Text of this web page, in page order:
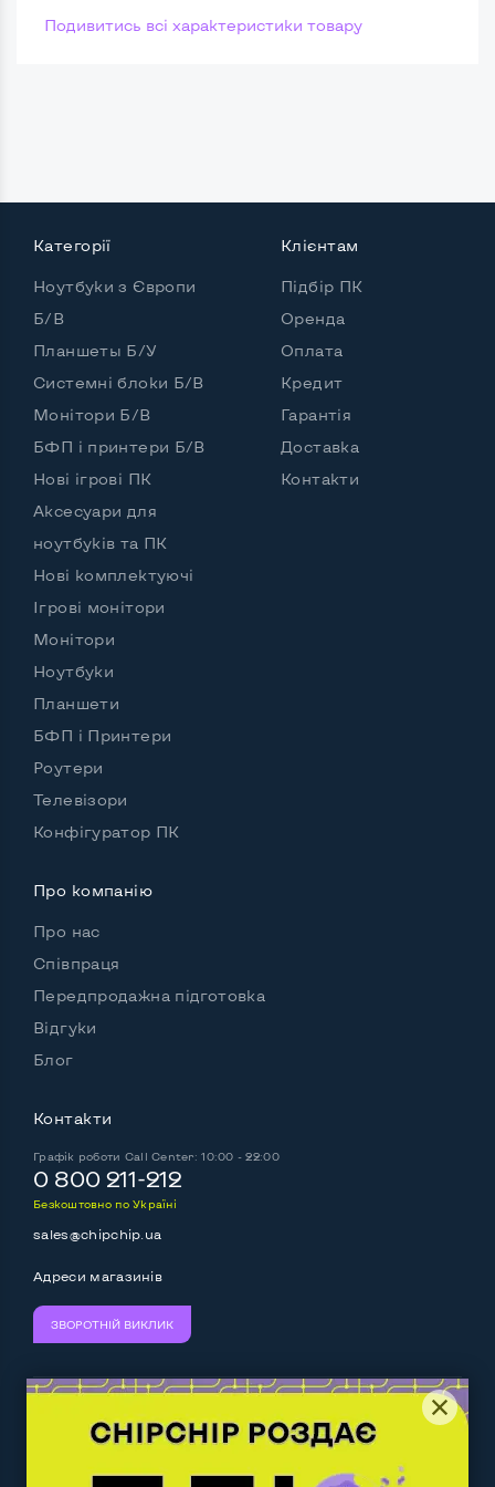
Подивитись всі характеристики товару
Категорії
Ноутбуки з Європи
Б/В
Планшеты Б/У
Системні блоки Б/В
Монітори Б/В
БФП і принтери Б/В
Нові ігрові ПК
Аксесуари для
ноутбуків та ПК
Нові комплектуючі
Ігрові монітори
Монітори
Ноутбуки
Планшети
БФП і Принтери
Роутери
Телевізори
Конфігуратор ПК
Клієнтам
Підбір ПК
Оренда
Оплата
Кредит
Гарантія
Доставка
Контакти
Про компанію
Про нас
Співпраця
Передпродажна підготовка
Відгуки
Блог
Контакти
Графік роботи Call Center: 10:00 - 22:00
0 800 211-212
Безкоштовно по Україні
sales@chipchip.ua
Адреси магазинів
ЗВОРОТНІЙ ВИКЛИК
Слідкуйте за нами: